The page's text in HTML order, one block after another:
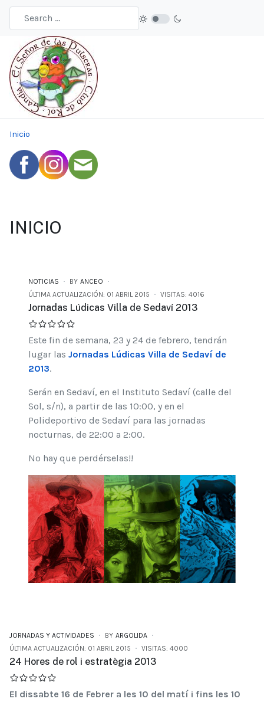
Inicio
INICIO
NOTICIAS BY ANCEO
ÚLTIMA ACTUALIZACIÓN: 01 ABRIL 2015
VISITAS: 4016
Jornadas Lúdicas Villa de Sedaví 2013
Este fin de semana, 23 y 24 de febrero, tendrán
lugar las Jornadas Lúdicas Villa de Sedaví de
2013.
Serán en Sedaví, en el Instituto Sedaví (calle del
Sol, s/n), a partir de las 10:00, y en el
Polideportivo de Sedaví para las jornadas
nocturnas, de 22:00 a 2:00.
No hay que perdérselas!!
JORNADAS Y ACTIVIDADES BY ARGOLIDA
ÚLTIMA ACTUALIZACIÓN: 01 ABRIL 2015
VISITAS: 4000
24 Hores de rol i estratègia 2013
El dissabte 16 de Febrer a les 10 del matí i fins les 10